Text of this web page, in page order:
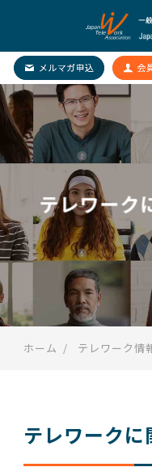
テレワーク
ホーム テレワーク情
テレワーク